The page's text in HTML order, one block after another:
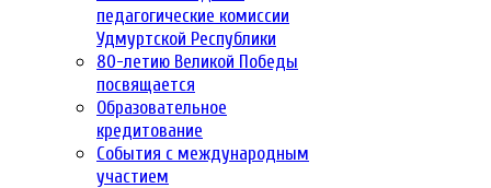
педагогические комиссии
Удмуртской Республики
80-летию Великой Победы
посвящается
Образовательное
кредитование
События с международным
участием